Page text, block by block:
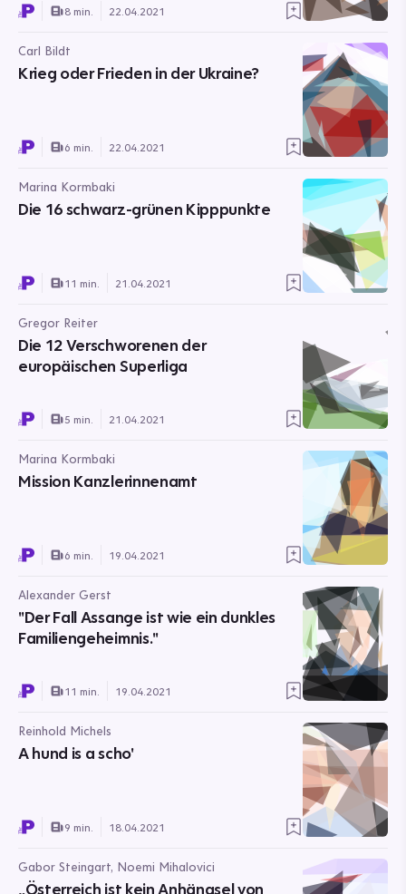
8 min. 22.04.2021
Carl Bildt
Krieg oder Frieden in der Ukraine?
6 min. 22.04.2021
Marina Kormbaki
Die 16 schwarz-grünen Kipppunkte
11 min. 21.04.2021
Gregor Reiter
Die 12 Verschworenen der
europäischen Superliga
5 min. 21.04.2021
Marina Kormbaki
Mission Kanzlerinnenamt
6 min. 19.04.2021
Alexander Gerst
"Der Fall Assange ist wie ein dunkles
Familiengeheimnis."
11 min. 19.04.2021
Reinhold Michels
A hund is a scho'
9 min. 18.04.2021
Gabor Steingart, Noemi Mihalovici
„Österreich ist kein Anhängsel von